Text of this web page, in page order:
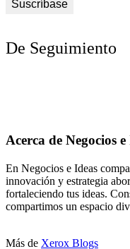
De Seguimiento
Acerca de Negocios e
En Negocios e Ideas
innovación y estrategia
fortaleciendo tus ideas.
compartimos un espacio
Más de Xerox Blogs